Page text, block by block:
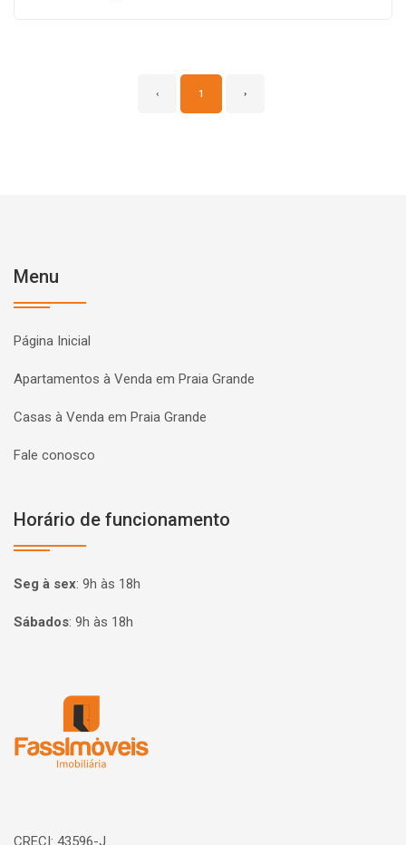
‹ 1 ›
Menu
Página Inicial
Apartamentos à Venda em Praia Grande
Casas à Venda em Praia Grande
Fale conosco
Horário de funcionamento
Seg à sex: 9h às 18h
Sábados: 9h às 18h
CRECI: 43596-J